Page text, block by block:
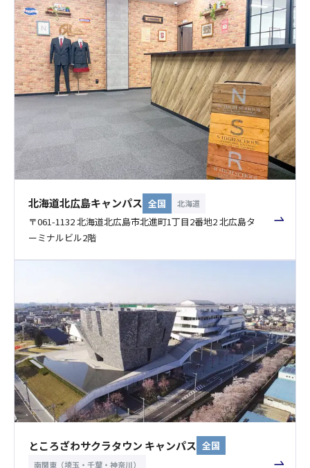
北海道北広島キャンパス 全国 北海道
〒061-1132 北海道北広島市北進町1丁目2番地2 北広島タ
ーミナルビル2階
ところざわサクラタウン キャンパス 全国
南関東（埼玉・千葉・神奈川）